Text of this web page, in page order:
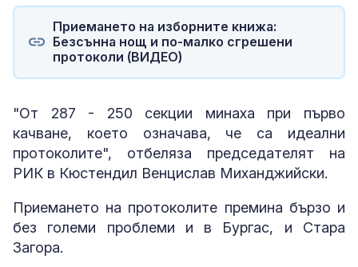
Приемането на изборните книжа:
Безсънна нощ и по-малко сгрешени
протоколи (ВИДЕО)
"От 287 - 250 секции минаха при първо
качване, което означава, че са идеални
протоколите", отбеляза председателят на
РИК в Кюстендил Венцислав Миханджийски.
Приемането на протоколите премина бързо и
без големи проблеми и в Бургас, и Стара
Загора.